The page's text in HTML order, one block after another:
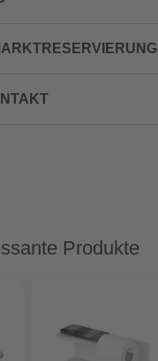
Produkte